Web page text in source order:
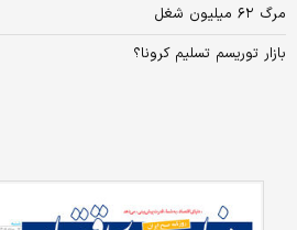
مرگ ۶۲ میلیون شغل
بازار توریسم تسلیم کرونا؟